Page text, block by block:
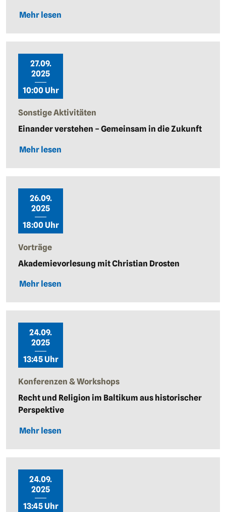
Mehr lesen
27.09.
2025
10:00 Uhr
Sonstige Aktivitäten
Einander verstehen – Gemeinsam in die Zukunft
Mehr lesen
26.09.
2025
18:00 Uhr
Vorträge
Akademievorlesung mit Christian Drosten
Mehr lesen
24.09.
2025
13:45 Uhr
Konferenzen & Workshops
Recht und Religion im Baltikum aus historischer
Perspektive
Mehr lesen
24.09.
2025
13:45 Uhr